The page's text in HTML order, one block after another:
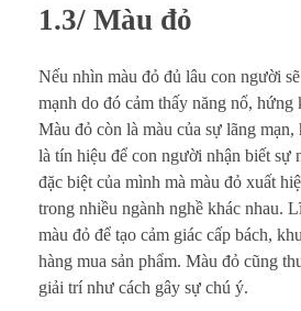
1.3/ Màu đỏ
Nếu nhìn màu đỏ đủ lâu con người
mạnh do đó cảm thấy năng nổ,
Màu đỏ còn là màu của sự lãng
là tín hiệu để con người nhận biết sự
đặc biệt của mình mà màu đỏ xuất
trong nhiều ngành nghề khác nhau.
màu đỏ để tạo cảm giác cấp bách,
hàng mua sản phẩm. Màu đỏ cũng
giải trí như cách gây sự chú ý.